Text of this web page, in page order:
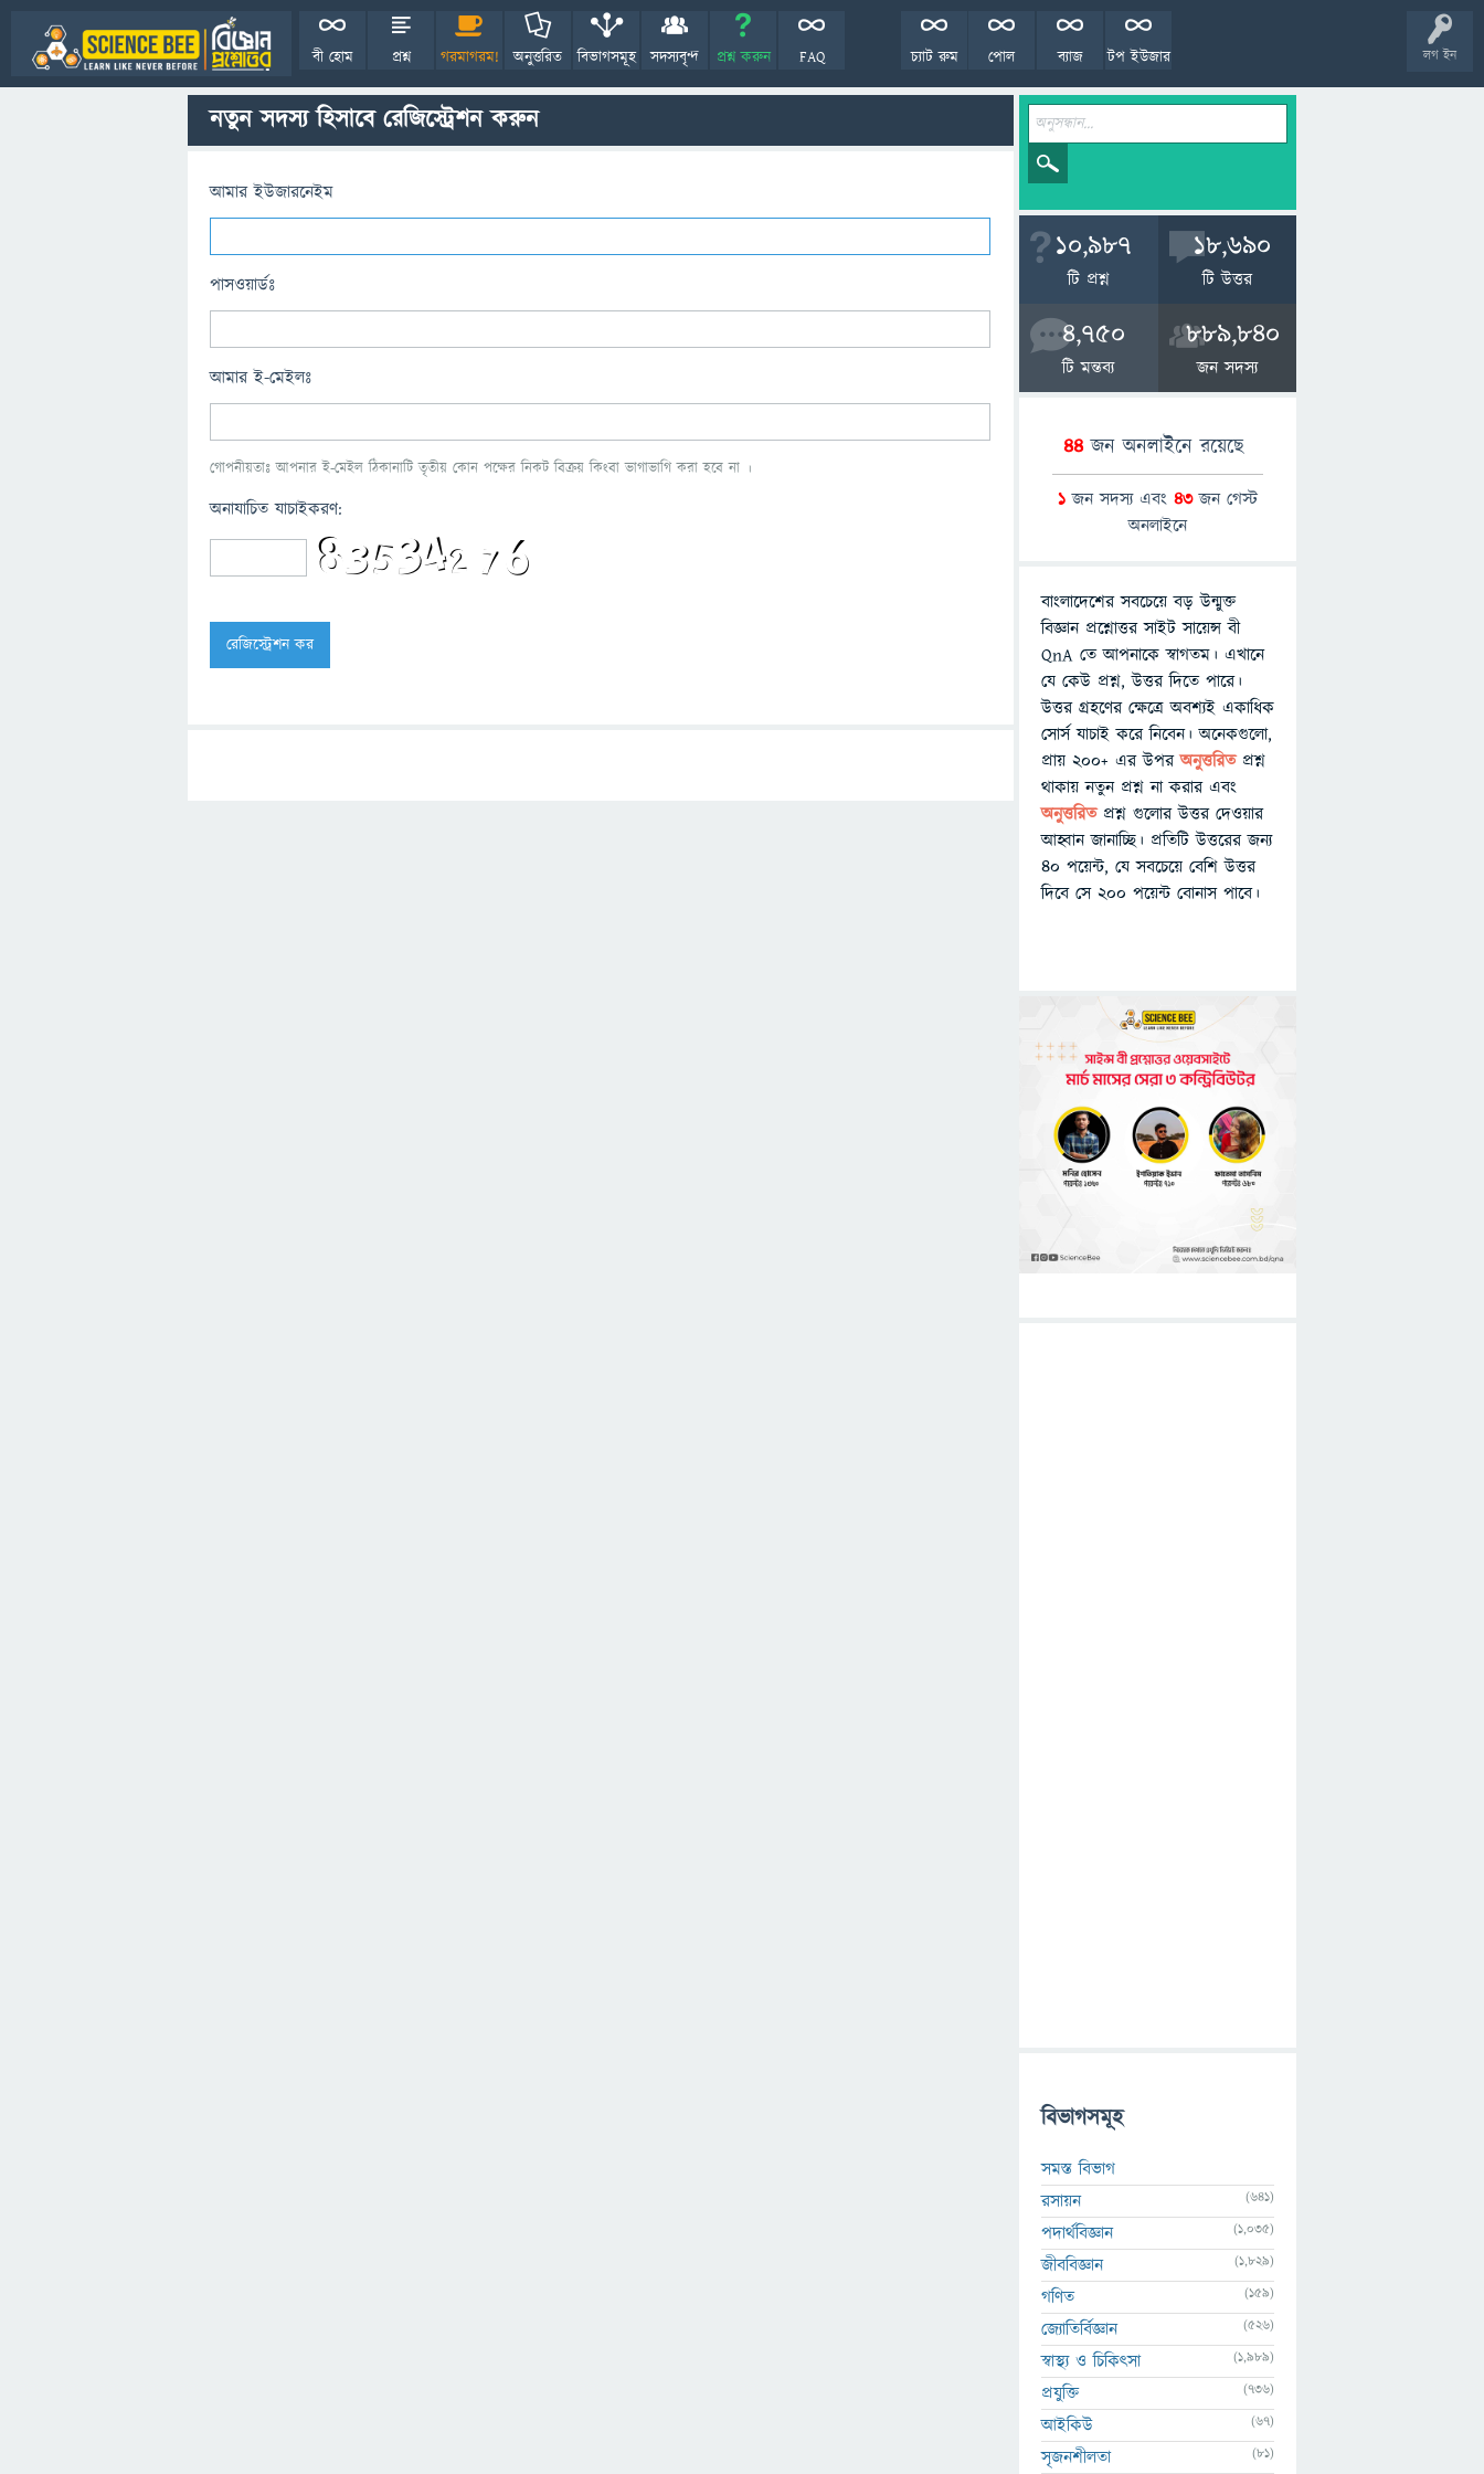
লগ ইন
বী হোম প্রশ্ন গরমাগরম! অনুত্তরিত বিভাগসমূহ সদস্যবৃন্দ প্রশ্ন করুন FAQ টপ ইউজার
ব্যাজ
পোল
চ্যাট রুম
নতুন সদস্য হিসাবে রেজিস্ট্রেশন করুন
আমার ইউজারনেইম
পাসওয়ার্ডঃ
আমার ই-মেইলঃ
গোপনীয়তাঃ আপনার ই-মেইল ঠিকানাটি তৃতীয় কোন পক্ষের নিকট বিক্রয় কিংবা ভাগাভাগি করা হবে না ।
অনাযাচিত যাচাইকরণ:
10,987
টি প্রশ্ন
18,690
টি উত্তর
4,750
টি মন্তব্য
889,840
জন সদস্য
44জন অনলাইনে রয়েছে
1 জন সদস্য এবং 43জন গেস্ট
অনলাইনে
বাংলাদেশের সবচেয়ে বড় উন্মুক্ত
বিজ্ঞান প্রশ্নোত্তর সাইট সায়েন্স বী
QnA তে আপনাকে স্বাগতম। এখানে
যে কেউ প্রশ্ন, উত্তর দিতে পারে।
উত্তর গ্রহণের ক্ষেত্রে অবশ্যই একাধিক
সোর্স যাচাই করে নিবেন। অনেকগুলো,
প্রায় ২০০+ এর উপরঅনুত্তরিতপ্রশ্ন
থাকায় নতুন প্রশ্ন না করার এবং
অনুত্তরিত প্রশ্ন গুলোর উত্তর দেওয়ার
আহ্বান জানাচ্ছি। প্রতিটি উত্তরের জন্য
৪০ পয়েন্ট, যে সবচেয়ে বেশি উত্তর
দিবে সে ২০০ পয়েন্ট বোনাস পাবে।
বিভাগসমূহ
সমস্ত বিভাগ
রসায়ন
(641)
পদার্থবিজ্ঞান (1,035)
জীববিজ্ঞান (1,829)
গণিত (159)
জ্যোতির্বিজ্ঞান (526)
স্বাস্থ্য ও চিকিৎসা (1,989)
প্রযুক্তি (736)
আইকিউ (67)
সৃজনশীলতা (81)